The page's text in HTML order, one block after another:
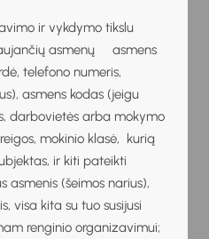
ir vykdymo tikslu
asmenų asmens
telefono numeris,
asmens kodas (jeigu
darbovietės arba mokymo
mokinio klasė, kurią
ir kiti pateikti
asmenis (šeimos narius),
visa kita su tuo susijusi
renginio organizavimui;